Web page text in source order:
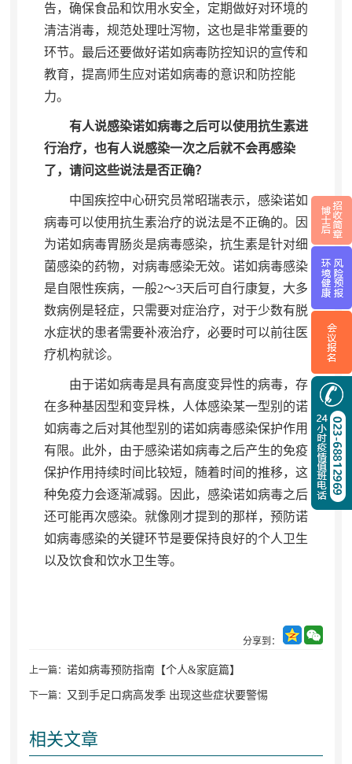
告，确保食品和饮用水安全， 定期做好对环境的
清洁消毒，规范处理吐泻物， 这也是非常重要的
环节。最后还要做好诺如病毒防控知识的宣传和
教育， 提高师生应对诺如病毒的意识和防控能
力。
有人说感染诺如病毒之后可以使用抗生素进
行治疗， 也有人说感染一次之后就不会再感染
了，请问这些说法是否正确？
中国疾控中心研究员常昭瑞表示， 感染诺如
病毒可以使用抗生素治疗的说法是不正确的。因
为诺如病毒胃肠炎是病毒感染， 抗生素是针对细
菌感染的药物，对病毒感染无效。 诺如病毒感染
是自限性疾病，一般2～3天后可自行康复， 大多
数病例是轻症，只需要对症治疗， 对于少数有脱
水症状的患者需要补液治疗，必要时可以前往医
疗机构就诊。
由于诺如病毒是具有高度变异性的病毒， 存
在多种基因型和变异株，人体感染某一型别的诺
如病毒之后对其他型别的诺如病毒感染保护作用
有限。
此外，由于感染诺如病毒之后产生的免疫
保护作用持续时间比较短，
随着时间的推移，这
种免疫力会逐渐减弱。
因此，感染诺如病毒之后
还可能再次感染。 就像刚才提到的那样，预防诺
如病毒感染的关键环节是要保持良好的个人卫生
以及饮食和饮水卫生等。
分享到：
上一篇： 诺如病毒预防指南【个人&家庭篇】
下一篇： 又到手足口病高发季 出现这些症状要警惕
相关文章